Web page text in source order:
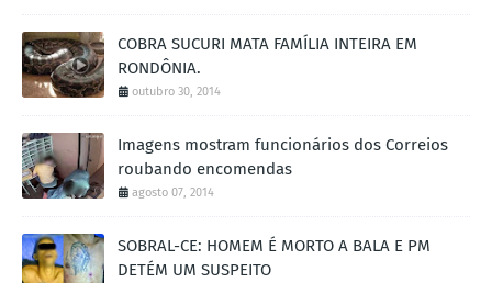
COBRA SUCURI MATA FAMÍLIA INTEIRA EM
RONDÔNIA.
outubro 30, 2014
Imagens mostram funcionários dos Correios
roubando encomendas
agosto 07, 2014
SOBRAL-CE: HOMEM É MORTO A BALA E PM
DETÉM UM SUSPEITO